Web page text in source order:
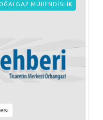
MÜHENDISLIK